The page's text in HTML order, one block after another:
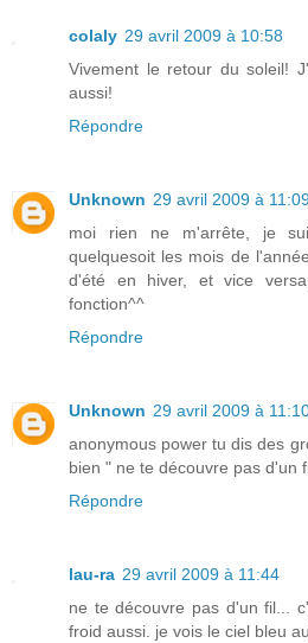
colaly 29 avril 2009 à 10:58
Vivement le retour du soleil!
aussi!
Répondre
Unknown 29 avril 2009 à
moi rien ne m'arrête, je
quelquesoit les mois de
d'été en hiver, et vice
fonction^^
Répondre
Unknown 29 avril 2009 à
anonymous power tu dis des
bien " ne te découvre pas d'un
Répondre
lau-ra 29 avril 2009 à 11:44
ne te découvre pas d'un fil...
froid aussi. je vois le ciel bleu